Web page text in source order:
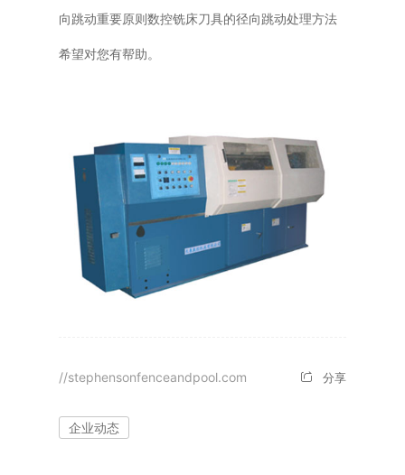
向跳动重要原则数控铣床刀具的径向跳动处理方法
希望对您有帮助。
//stephensonfenceandpool.com 分享
企业动态